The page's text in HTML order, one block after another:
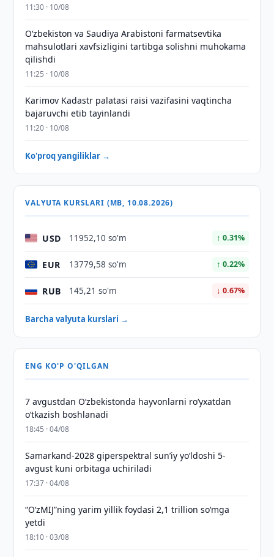
11:30 · 10/08
Oʻzbekiston va Saudiya Arabistoni farmatsevtika
mahsulotlari xavfsizligini tartibga solishni muhokama
qilishdi
11:25 · 10/08
Karimov Kadastr palatasi raisi vazifasini vaqtincha
bajaruvchi etib tayinlandi
11:20 · 10/08
Ko'proq yangiliklar →
VALYUTA KURSLARI (MB, 10.08.2026)
USD 11952,10 so'm ↑ 0.31%
EUR 13779,58 so'm ↑ 0.22%
RUB 145,21 so'm ↓ 0.67%
Barcha valyuta kurslari →
ENG KO'P O'QILGAN
7 avgustdan O‘zbekistonda hayvonlarni ro‘yxatdan
o‘tkazish boshlanadi
18:45 · 04/08
Samarkand-2028 giperspektral sun’iy yo‘ldoshi 5-
avgust kuni orbitaga uchiriladi
17:37 · 04/08
“O‘zMIJ”ning yarim yillik foydasi 2,1 trillion so‘mga
yetdi
18:10 · 03/08